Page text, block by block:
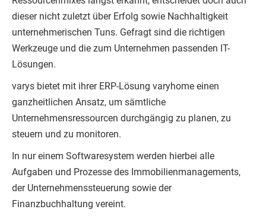
dieser nicht zuletzt über Erfolg sowie Nachhaltigkeit
unternehmerischen Tuns. Gefragt sind die richtigen
Werkzeuge und die zum Unternehmen passenden IT-
Lösungen.
varys bietet mit ihrer ERP-Lösung varyhome einen
ganzheitlichen Ansatz, um sämtliche
Unternehmensressourcen durchgängig zu planen, zu
steuern und zu monitoren.
In nur einem Softwaresystem werden hierbei alle
Aufgaben und Prozesse des Immobilienmanagements,
der Unternehmenssteuerung sowie der
Finanzbuchhaltung vereint.